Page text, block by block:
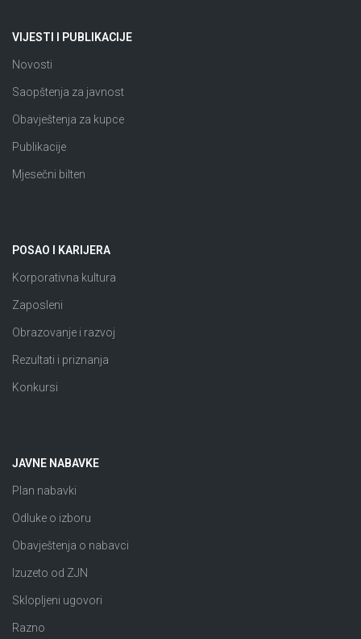
VIJESTI I PUBLIKACIJE
Novosti
Saopštenja za javnost
Obavještenja za kupce
Publikacije
Mjesečni bilten
POSAO I KARIJERA
Korporativna kultura
Zaposleni
Obrazovanje i razvoj
Rezultati i priznanja
Konkursi
JAVNE NABAVKE
Plan nabavki
Odluke o izboru
Obavještenja o nabavci
Izuzeto od ZJN
Sklopljeni ugovori
Razno